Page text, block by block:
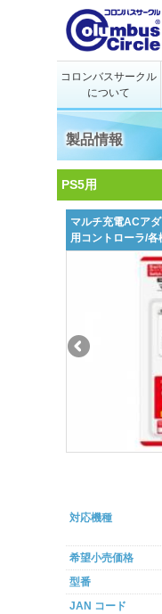
コロンバスサークル
について
製品情報
PS5用
マルチ充電ACア
用コントローラ/各
対応機種
希望小売価格
型番
JAN コード